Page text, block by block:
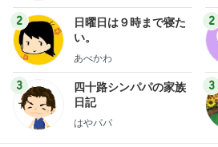
2
日曜日は９時まで寝た
い。
あべかわ
3
四十路シンパパの家族
日記
はやパパ
2
3